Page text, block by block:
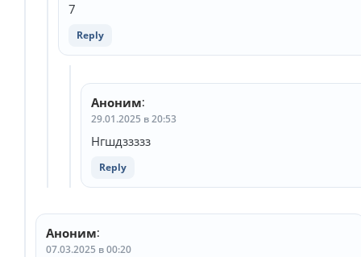
7
Reply
Аноним:
29.01.2025 в 20:53
Нгшдззззз
Reply
Аноним:
07.03.2025 в 00:20